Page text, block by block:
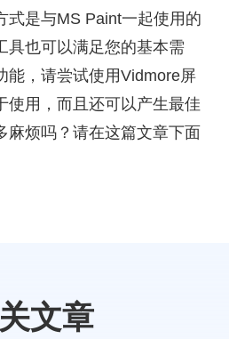
式是与MS Paint一起使用的
具也可以满足您的基本需
能，请尝试使用Vidmore屏
使用，而且还可以产生最佳
麻烦吗？请在这篇文章下面
文章